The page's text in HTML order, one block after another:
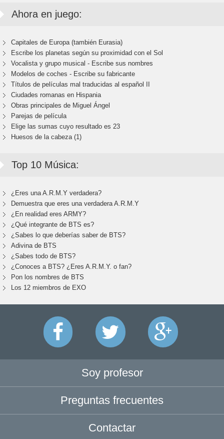
Ahora en juego:
Capitales de Europa (también Eurasia)
Escribe los planetas según su proximidad con el Sol
Vocalista y grupo musical - Escribe sus nombres
Modelos de coches - Escribe su fabricante
Títulos de películas mal traducidas al español II
Ciudades romanas en Hispania
Obras principales de Miguel Ángel
Parejas de película
Elige las sumas cuyo resultado es 23
Huesos de la cabeza (1)
Top 10 Música:
¿Eres una A.R.M.Y verdadera?
Demuestra que eres una verdadera A.R.M.Y
¿En realidad eres ARMY?
¿Qué integrante de BTS es?
¿Sabes lo que deberías saber de BTS?
Adivina de BTS
¿Sabes todo de BTS?
¿Conoces a BTS? ¿Eres A.R.M.Y. o fan?
Pon los nombres de BTS
Los 12 miembros de EXO
Soy profesor
Preguntas frecuentes
Contactar